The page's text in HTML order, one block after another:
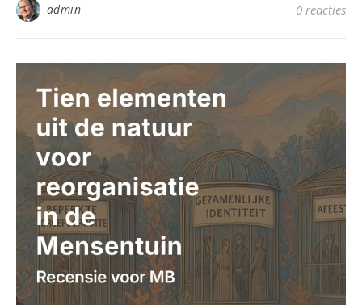
admin 0 reacties